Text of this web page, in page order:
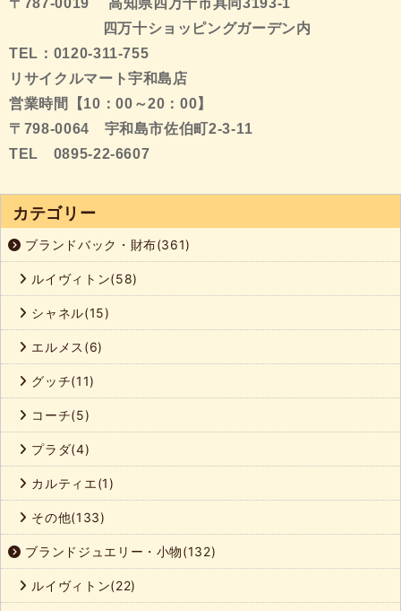
四万十ショッピングガーデン内
TEL：0120-311-755
リサイクルマート宇和島店
営業時間【10：00～20：00】
〒798-0064 宇和島市佐伯町2-3-11
TEL 0895-22-6607
カテゴリー
ブランドバック・財布(361)
ルイヴィトン(58)
シャネル(15)
エルメス(6)
グッチ(11)
コーチ(5)
プラダ(4)
カルティエ(1)
その他(133)
ブランドジュエリー・小物(132)
ルイヴィトン(22)